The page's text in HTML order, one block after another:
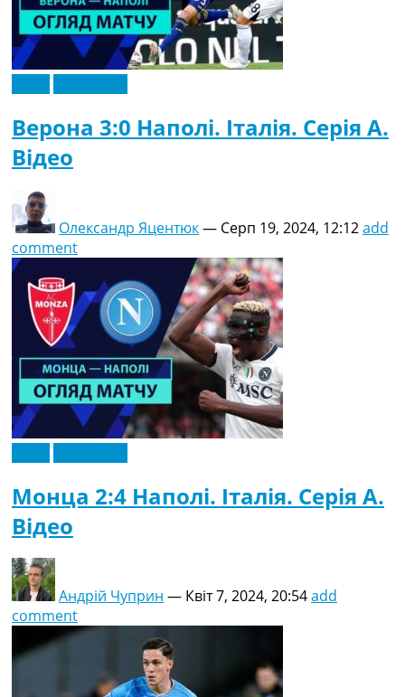
Верона 3:0 Наполі. Італія. Серія A.
Відео
Олександр Яцентюк— Серп 19, 2024, 12:12add
comment
Монца 2:4 Наполі. Італія. Серія A.
Відео
Андрій Чуприн — Квіт 7, 2024, 20:54add
comment